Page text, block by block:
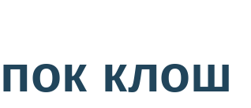
клош